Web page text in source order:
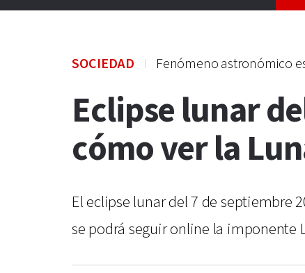
SOCIEDAD Fenómeno astronómico
Eclipse lunar
cómo ver la
El eclipse lunar del 7 de septiembre
se podrá seguir online la imponente